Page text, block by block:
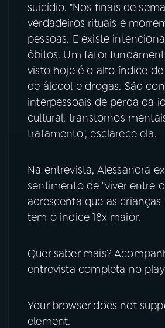
suicídio. "Nos finais de
verdadeiros rituais e
pessoas. E existe
óbitos. Um fator
visto hoje é o alto índice
de álcool e drogas. São
interpessoais de perda da
cultural, transtornos
tratamento", esclarece ela.
Na entrevista, Alessandra
sentimento de "viver entre
acrescenta que as crianças
tem o índice 18x maior.
Quer saber mais?
entrevista completa no
Your browser does not
element.